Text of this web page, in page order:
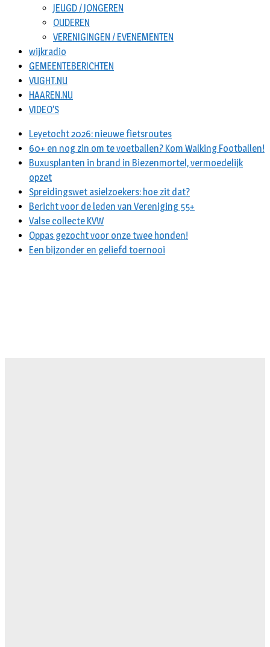
JEUGD / JONGEREN
OUDEREN
VERENIGINGEN / EVENEMENTEN
wijkradio
GEMEENTEBERICHTEN
VUGHT.NU
HAAREN.NU
VIDEO’S
Leyetocht 2026: nieuwe fietsroutes
60+ en nog zin om te voetballen? Kom Walking Footballen!
Buxusplanten in brand in Biezenmortel, vermoedelijk
opzet
Spreidingswet asielzoekers: hoe zit dat?
Bericht voor de leden van Vereniging 55+
Valse collecte KVW
Oppas gezocht voor onze twee honden!
Een bijzonder en geliefd toernooi